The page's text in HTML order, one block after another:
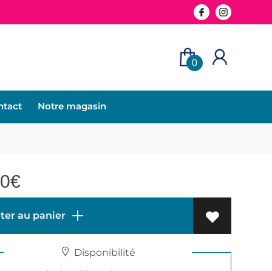
0
Notre magasin
€
au panier
Disponibilité